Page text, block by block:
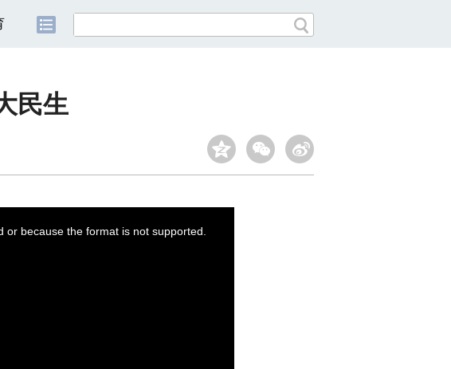
民生
because the format is not supported.